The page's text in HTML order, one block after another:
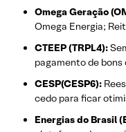
Omega Geração
Omega Energia;
CTEEP (TRPL4):
pagamento de bons
CESP(CESP6):
cedo para ficar
Energias do Brasil